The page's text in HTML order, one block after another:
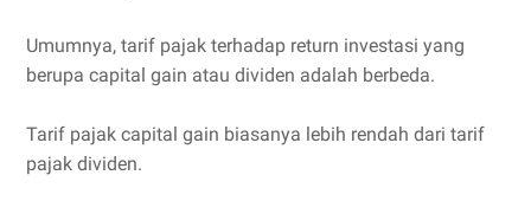
Umumnya, tarif pajak terhadap return investasi yang
berupa capital gain atau dividen adalah berbeda.
Tarif pajak capital gain biasanya lebih rendah dari tarif
pajak dividen.